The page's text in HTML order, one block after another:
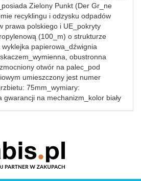
Zielony Punkt (Der Gr_ne
recyklingu i odzysku odpadów
prawa polskiego i UE_pokryty
(100_m) o strukturze
wyklejka papierowa_dźwignia
obustronna
otwór na palec_pod
umieszczony jest numer
75mm_wymiary:
na mechanizm_kolor biały